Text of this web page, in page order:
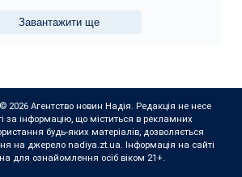
Завантажити ще
2026 Агентство новин Надія. Редакція не несе
за інформацію, що міститься в рекламних
будь-яких матеріалів, дозволяється
на джерело nadiya.zt.ua. Інформація на сайті
для ознайомлення осіб віком 21+.